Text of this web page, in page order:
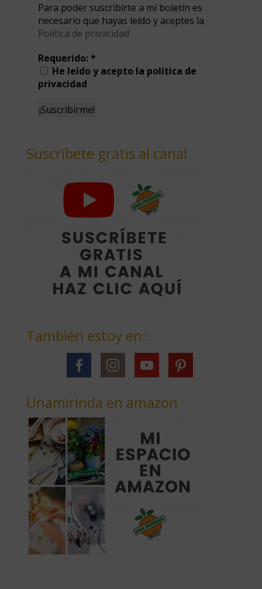
Para poder suscribirte a mi boletín es
necesario que hayas leído y aceptes la
Política de privacidad
Requerido:*
He leído y acepto la política de
privacidad
Suscríbete gratis al canal
También estoy en:
Unamirinda en amazon